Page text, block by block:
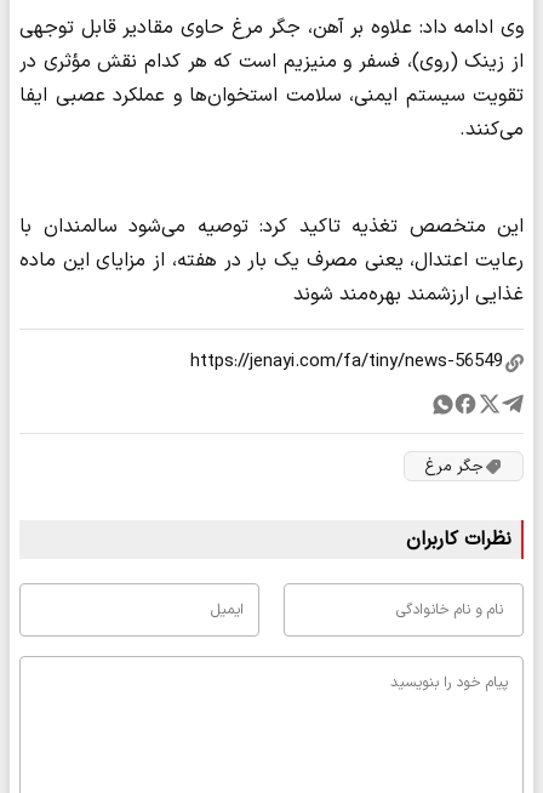
وی ادامه داد: علاوه بر آهن، جگر مرغ حاوی مقادیر قابل توجهی
از زینک (روی)، فسفر و منیزیم است که هر کدام نقش مؤثری در
تقویت سیستم ایمنی، سلامت استخوان‌ها و عملکرد عصبی ایفا
می‌کنند.
این متخصص تغذیه تاکید کرد: توصیه می‌شود سالمندان با
رعایت اعتدال، یعنی مصرف یک بار در هفته، از مزایای این ماده
غذایی ارزشمند بهره‌مند شوند
جگر مرغ
نظرات کاربران